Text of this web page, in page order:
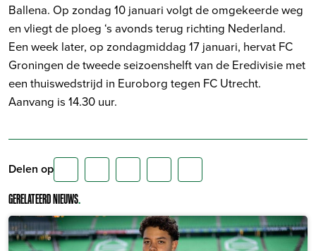
Ballena. Op zondag 10 januari volgt de omgekeerde weg
en vliegt de ploeg ‘s avonds terug richting Nederland.
Een week later, op zondagmiddag 17 januari, hervat FC
Groningen de tweede seizoenshelft van de Eredivisie met
een thuiswedstrijd in Euroborg tegen FC Utrecht.
Aanvang is 14.30 uur.
Delen op
GERELATEERD NIEUWS.